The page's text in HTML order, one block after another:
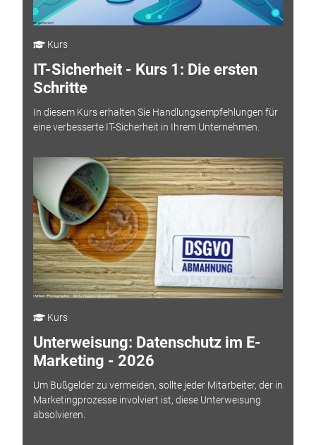
Kurs
IT-Sicherheit - Kurs 1: Die ersten
Schritte
In diesem Kurs erhalten Sie Handlungsempfehlungen für
eine verbesserte IT-Sicherheit in Ihrem Unternehmen.
Kurs
Unterweisung: Datenschutz im E-
Marketing - 2026
Um Bußgelder zu vermeiden, sollte jeder Mitarbeiter, der in
Marketingprozesse involviert ist, diese Unterweisung
absolvieren.